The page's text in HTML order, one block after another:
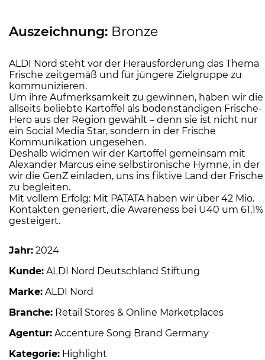
Auszeichnung: Bronze
ALDI Nord steht vor der Herausforderung das Thema
Frische zeitgemäß und für jüngere Zielgruppe zu
kommunizieren.
Um ihre Aufmerksamkeit zu gewinnen, haben wir die
allseits beliebte Kartoffel als bodenständigen Frische-
Hero aus der Region gewählt – denn sie ist nicht nur
ein Social Media Star, sondern in der Frische
Kommunikation ungesehen.
Deshalb widmen wir der Kartoffel gemeinsam mit
Alexander Marcus eine selbstironische Hymne, in der
wir die GenZ einladen, uns ins fiktive Land der Frische
zu begleiten.
Mit vollem Erfolg: Mit PATATA haben wir über 42 Mio.
Kontakten generiert, die Awareness bei U40 um 61,1%
gesteigert.
Jahr: 2024
Kunde: ALDI Nord Deutschland Stiftung
Marke: ALDI Nord
Branche: Retail Stores & Online Marketplaces
Agentur: Accenture Song Brand Germany
Kategorie: Highlight